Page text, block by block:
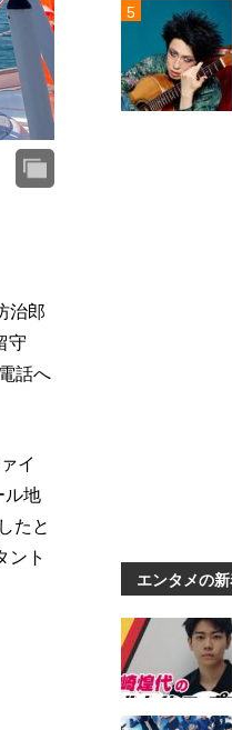
治郎
守
話へ
イ
ル地
たと
ント
エンタメの